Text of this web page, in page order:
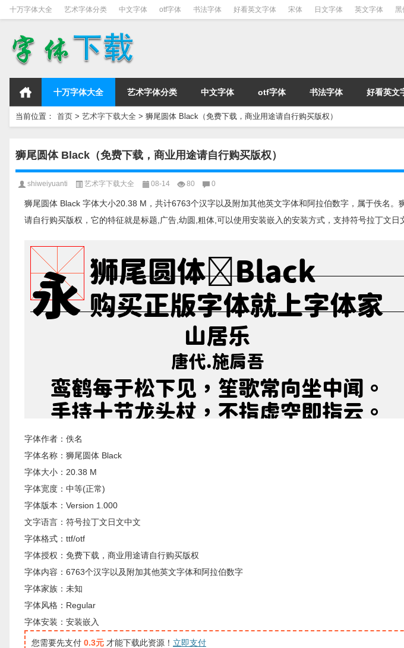
十万字体大全 艺术字体分类 中文字体 otf字体 书法字体 好看英文字体 宋体 日文字体 英文字体 黑
十万字体大全 艺术字体分类 中文字体 otf字体 书法字体 好看英文
当前位置： 首页 > 艺术字下载大全 > 狮尾圆体 Black（免费下载，商业用途请自行购买版权）
狮尾圆体 Black（免费下载，商业用途请自行购买版权）
shiweiyuanti 艺术字下载大全 08-14 80 0
狮尾圆体 Black 字体大小20.38 M，共计6763个汉字以及附加其他英文字体和阿拉伯数字，属于佚名
请自行购买版权，它的特征就是标题,广告,幼圆,粗体,可以使用安装嵌入的安装方式，支持符号拉丁文日
字体作者：佚名
字体名称：狮尾圆体 Black
字体大小：20.38 M
字体宽度：中等(正常)
字体版本：Version 1.000
文字语言：符号拉丁文日文中文
字体格式：ttf/otf
字体授权：免费下载，商业用途请自行购买版权
字体内容：6763个汉字以及附加其他英文字体和阿拉伯数字
字体家族：未知
字体风格：Regular
字体安装：安装嵌入
您需要先支付 0.3元 才能下载此资源！ 立即支付